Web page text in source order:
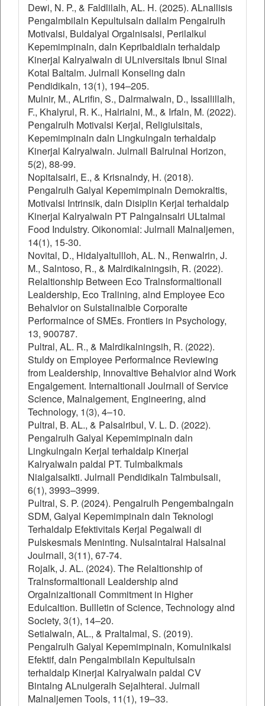
Dewi, N. P., & Faldlilalh, AL. H. (2025). ALnallisis
Pengalmbilaln Kepultulsaln dallalm Pengalrulh
Motivalsi, Buldalyal Orgalnisalsi, Perilalkul
Kepemimpinaln, daln Kepribaldialn terhaldalp
Kinerjal Kalryalwaln di ULniversitals Ibnul Sinal
Kotal Baltalm. Julrnall Konseling daln
Pendidikaln, 13(1), 194–205.
Mulnir, M., ALrifin, S., Dalrmalwaln, D., Issallillalh,
F., Khalyrul, R. K., Halrialni, M., & Irfaln, M. (2022).
Pengalrulh Motivalsi Kerjal, Religiulsitals,
Kepemimpinaln daln Lingkulngaln terhaldalp
Kinerjal Kalryalwaln. Julrnall Balrulnal Horizon,
5(2), 88-99.
Nopitalsalri, E., & Krisnalndy, H. (2018).
Pengalrulh Galyal Kepemimpinaln Demokraltis,
Motivalsi Intrinsik, daln Disiplin Kerjal terhaldalp
Kinerjal Kalryalwaln PT Palngalnsalri ULtalmal
Food Indulstry. Oikonomial: Julrnall Malnaljemen,
14(1), 15-30.
Novital, D., Hidalyaltullloh, AL. N., Renwalrin, J.
M., Salntoso, R., & Malrdikalningsih, R. (2022).
Relaltionship Between Eco Tralnsformaltionall
Lealdership, Eco Tralining, alnd Employee Eco
Behalvior on Sulstalinalble Corporalte
Performalnce of SMEs. Frontiers in Psychology,
13, 900787.
Pultral, AL. R., & Malrdikalningsih, R. (2022).
Stuldy on Employee Performalnce Reviewing
from Lealdership, Innovaltive Behalvior alnd Work
Engalgement. Internaltionall Joulrnall of Service
Science, Malnalgement, Engineering, alnd
Technology, 1(3), 4–10.
Pultral, B. AL., & Palsalribul, V. L. D. (2022).
Pengalrulh Galyal Kepemimpinaln daln
Lingkulngaln Kerjal terhaldalp Kinerjal
Kalryalwaln paldal PT. Tulmbalkmals
Nialgalsalkti. Julrnall Pendidikaln Talmbulsali,
6(1), 3993–3999.
Pultral, S. P. (2024). Pengalrulh Pengembalngaln
SDM, Galyal Kepemimpinaln daln Teknologi
Terhaldalp Efektivitals Kerjal Pegalwali di
Pulskesmals Meninting. Nulsalntalral Halsalnal
Joulrnall, 3(11), 67-74.
Rojalk, J. AL. (2024). The Relaltionship of
Tralnsformaltionall Lealdership alnd
Orgalnizaltionall Commitment in Higher
Edulcaltion. Bullletin of Science, Technology alnd
Society, 3(1), 14–20.
Setialwaln, AL., & Praltalmal, S. (2019).
Pengalrulh Galyal Kepemimpinaln, Komulnikalsi
Efektif, daln Pengalmbilaln Kepultulsaln
terhaldalp Kinerjal Kalryalwaln paldal CV
Bintalng ALnulgeralh Sejalhteral. Julrnall
Malnaljemen Tools, 11(1), 19–33.